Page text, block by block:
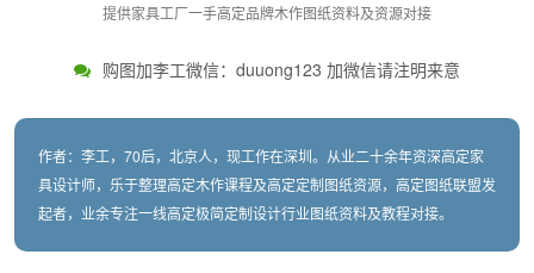
提供家具工厂一手高定品牌木作图纸资料及资源对接
购图加李工微信：duuong123 加微信请注明来意
作者：李工，70后，北京人，现工作在深圳。从业二十余年资深高定家
具设计师，乐于整理高定木作课程及高定定制图纸资源，高定图纸联盟发
起者，业余专注一线高定极简定制设计行业图纸资料及教程对接。